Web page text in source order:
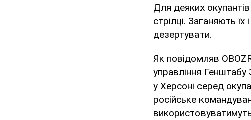
Для деяких
стрілці. Заганяють
дезертувати.
Як повідомляв
управління
у Херсоні серед
російське